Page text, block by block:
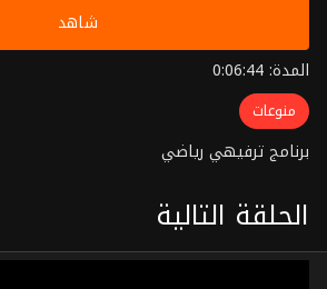
شاهد
المدة: 0:06:44
منوعات
برنامج ترفيهي رياضي
الحلقة التالية